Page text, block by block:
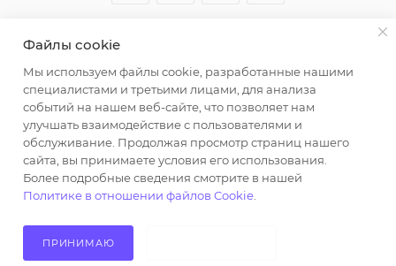
2026 © ООО "Вайт Текстиль групп"
Любая информация на сайте носит справочный
характер и не является публичной офертой
определяемой положениями пункта 2 статьи 437
Гражданского кодекса Российской Федерации.
Использование любых материалов, опубликованных
на https://opt-milena.ru, допустимо только при
наличии письменного разрешения редакции и
активной ссылки на https://opt-milena.ru
Файлы cookie
Мы используем файлы cookie, разработанные нашими
специалистами и третьими лицами, для анализа
событий на нашем веб-сайте, что позволяет нам
улучшать взаимодействие с пользователями и
обслуживание. Продолжая просмотр страниц нашего
сайта, вы принимаете условия его использования.
Более подробные сведения смотрите в нашей
Политике в отношении файлов Cookie
ПРИНИМАЮ